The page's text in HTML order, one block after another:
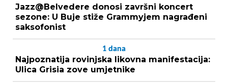
Jazz@Belvedere donosi završni koncert
sezone: U Buje stiže Grammyjem nagrađeni
saksofonist
1 dana
Najpoznatija rovinjska likovna manifestacija:
Ulica Grisia zove umjetnike